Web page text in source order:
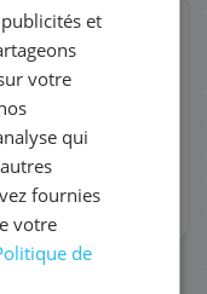
et
votre
qui
fournies
votre
de